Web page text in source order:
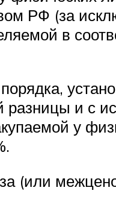
РФ (за
в
разницы и с
у
(или